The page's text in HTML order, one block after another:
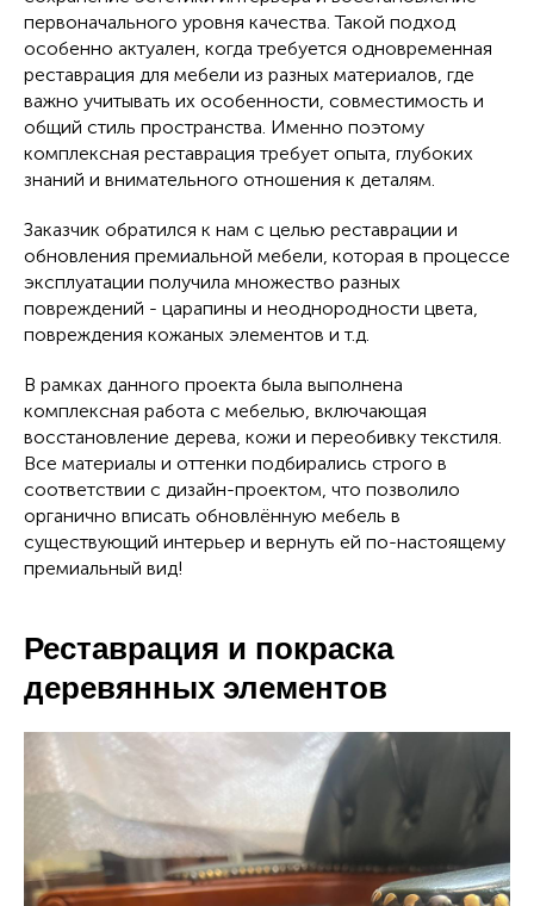
первоначального уровня качества. Такой подход
особенно актуален, когда требуется одновременная
реставрация для мебели из разных материалов, где
важно учитывать их особенности, совместимость и
общий стиль пространства. Именно поэтому
комплексная реставрация требует опыта, глубоких
знаний и внимательного отношения к деталям.
Заказчик обратился к нам с целью реставрации и
обновления премиальной мебели, которая в процессе
эксплуатации получила множество разных
повреждений - царапины и неоднородности цвета,
повреждения кожаных элементов и т.д.
В рамках данного проекта была выполнена
комплексная работа с мебелью, включающая
восстановление дерева, кожи и переобивку текстиля.
Все материалы и оттенки подбирались строго в
соответствии с дизайн-проектом, что позволило
органично вписать обновлённую мебель в
существующий интерьер и вернуть ей по-настоящему
премиальный вид!
Реставрация и покраска
деревянных элементов